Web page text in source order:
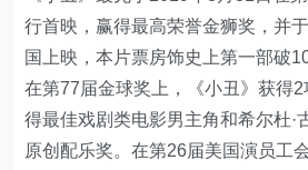
行首映，赢得最高荣誉金狮奖，并
国上映，本片票房饰史上第一部破
在第77届金球奖上，《小丑》获得
得最佳戏剧类电影男主角和希尔杜·
原创配乐奖。在第26届美国演员工